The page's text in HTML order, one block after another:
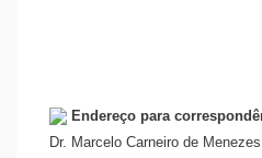
Endereço para
Dr. Marcelo Carneiro de Menezes